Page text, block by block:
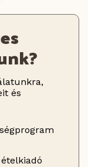
és